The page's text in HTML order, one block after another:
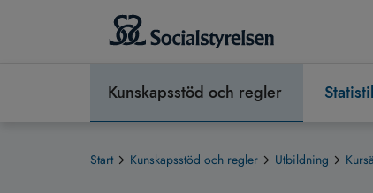
Kunskapsstöd och regler
Start Kunskapsstöd och regler Utbildning